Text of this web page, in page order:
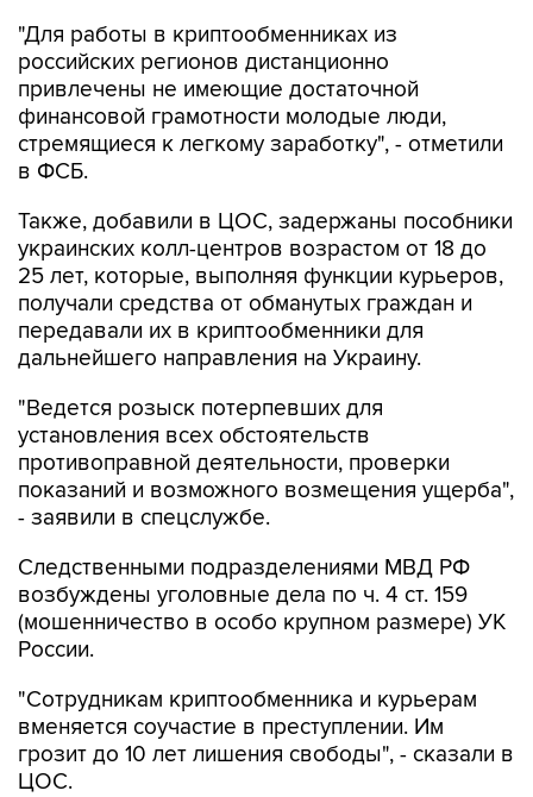
"Для работы в криптообменниках из
российских регионов дистанционно
привлечены не имеющие достаточной
финансовой грамотности молодые люди,
стремящиеся к легкому заработку", - отметили
в ФСБ.
Также, добавили в ЦОС, задержаны пособники
украинских колл-центров возрастом от 18 до
25 лет, которые, выполняя функции курьеров,
получали средства от обманутых граждан и
передавали их в криптообменники для
дальнейшего направления на Украину.
"Ведется розыск потерпевших для
установления всех обстоятельств
противоправной деятельности, проверки
показаний и возможного возмещения ущерба",
- заявили в спецслужбе.
Следственными подразделениями МВД РФ
возбуждены уголовные дела по ч. 4 ст. 159
(мошенничество в особо крупном размере) УК
России.
"Сотрудникам криптообменника и курьерам
вменяется соучастие в преступлении. Им
грозит до 10 лет лишения свободы", - сказали в
ЦОС.